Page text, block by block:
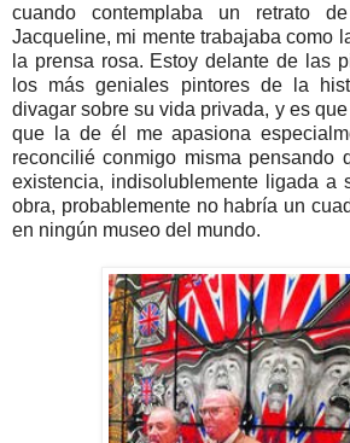
cuando contemplaba un retrato
Jacqueline, mi mente trabajaba como
la prensa rosa. Estoy delante de las
los más geniales pintores de la
divagar sobre su vida privada, y es
que la de él me apasiona
reconcilié conmigo misma pensando
existencia, indisolublemente ligada a
obra, probablemente no habría un
en ningún museo del mundo.